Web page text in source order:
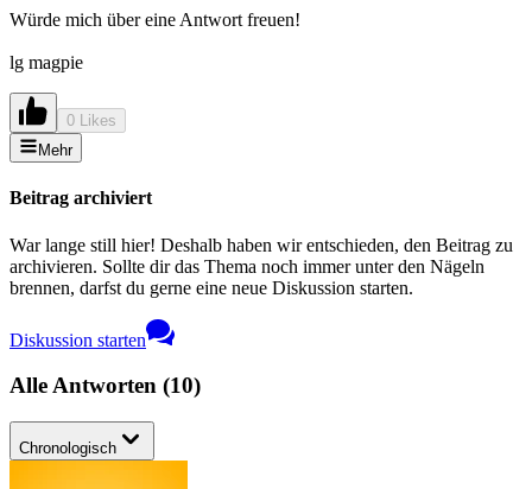
Würde mich über eine Antwort freuen!
lg magpie
0 Likes
Mehr
Beitrag archiviert
War lange still hier! Deshalb haben wir entschieden, den Beitrag zu
archivieren. Sollte dir das Thema noch immer unter den Nägeln
brennen, darfst du gerne eine neue Diskussion starten.
Diskussion starten
Alle Antworten (10)
Chronologisch